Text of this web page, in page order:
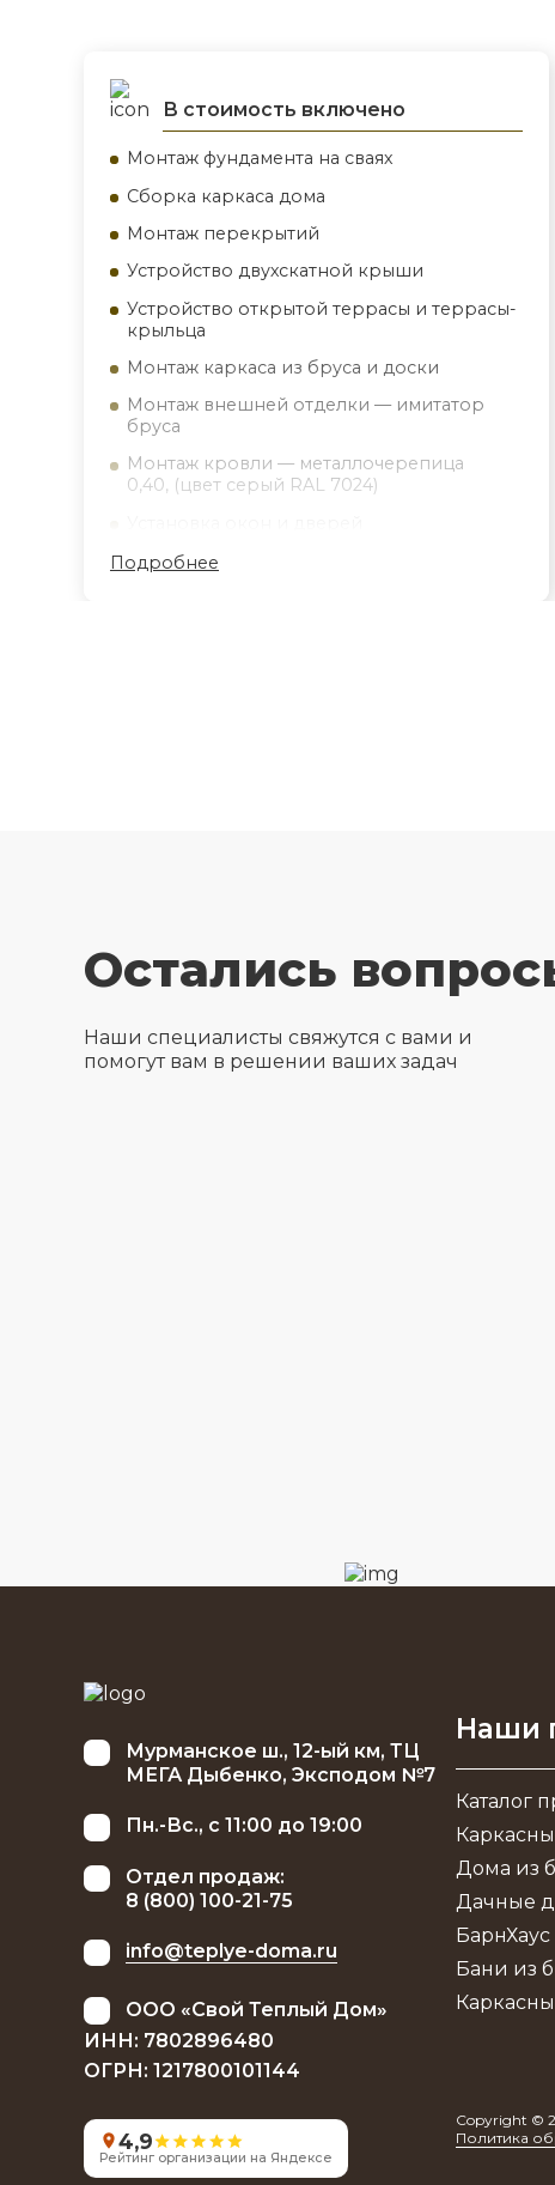
В стоимость включено
Монтаж фундамента на сваях
Сборка каркаса дома
Монтаж перекрытий
Устройство двухскатной крыши
Устройство открытой террасы и террасы-
крыльца
Монтаж каркаса из бруса и доски
Монтаж внешней отделки — имитатор
бруса
Монтаж кровли — металлочерепица
0,40, (цвет серый RAL 7024)
Монтаж черновых полов — обрезная
Подробнее
Остались
Наши специалисты свяжутся с вами и
помогут вам в решении ваших задач
Мурманское ш., 12-ый км, ТЦ
МЕГА Дыбенко, Эксподом №7
Пн.-Вс., с 11:00 до 19:00
Отдел продаж:
8 (800) 100-21-75
info@teplye-doma.ru
ООО «Свой Теплый Дом»
ИНН: 7802896480
ОГРН: 1217800101144
4,9
Рейтинг организации на Яндексе
Наши
Каталог
Дома из
Дачные
БарнХаус
Бани из
Copyright ©
Политика